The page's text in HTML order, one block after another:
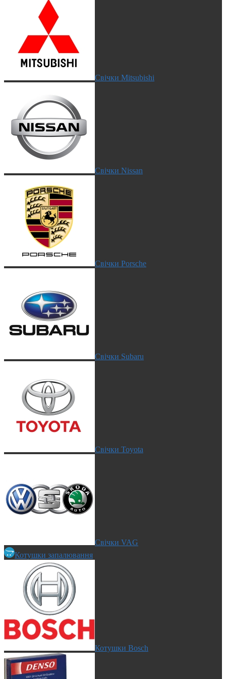
Свічки Mitsubishi
Свічки Nissan
Свічки Porsche
Свічки Subaru
Свічки Toyota
Свічки VAG
Котушки запалювання
Котушки Bosch